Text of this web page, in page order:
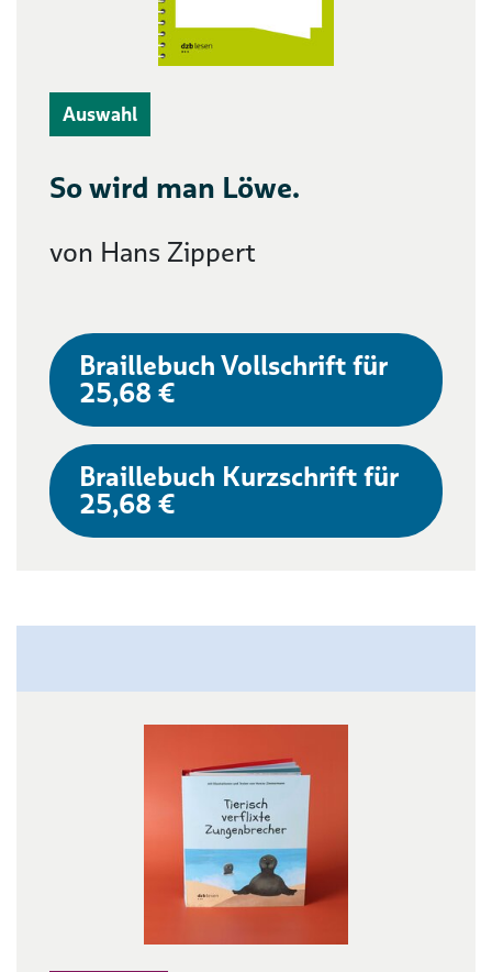
Auswahl
So wird man Löwe.
von Hans Zippert
Braillebuch Vollschrift für
25,68 €
Braillebuch Kurzschrift für
25,68 €